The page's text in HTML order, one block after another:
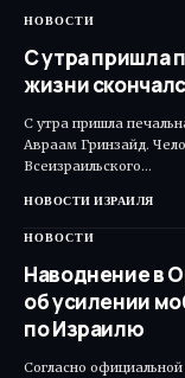
НОВОСТИ
С утра пришла
жизни
С утра пришла
Авраам Гринзайд.
Всеизраильского…
НОВОСТИ ИЗРАИЛЯ
НОВОСТИ
Наводнение в
об усилении
по Израилю
Согласно